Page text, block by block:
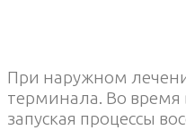
При наружном
терминала. Во время
запуская процессы